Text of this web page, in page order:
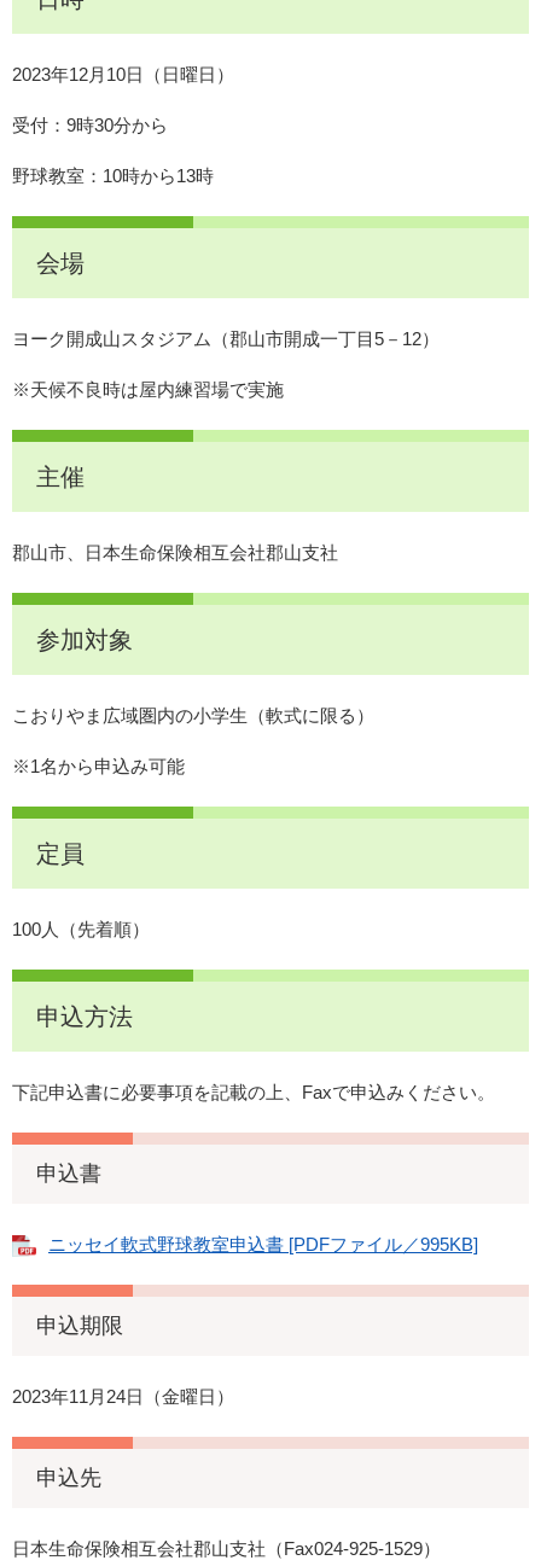
2023年12月10日（日曜日）
受付：9時30分から
野球教室：10時から13時
会場
ヨーク開成山スタジアム（郡山市開成一丁目5－12）
※天候不良時は屋内練習場で実施
主催
郡山市、日本生命保険相互会社郡山支社
参加対象
こおりやま広域圏内の小学生（軟式に限る）
※1名から申込み可能
定員
100人（先着順）
申込方法
下記申込書に必要事項を記載の上、Faxで申込みください。
申込書
ニッセイ軟式野球教室申込書 [PDFファイル／995KB]
申込期限
2023年11月24日（金曜日）
申込先
日本生命保険相互会社郡山支社（Fax024-925-1529）